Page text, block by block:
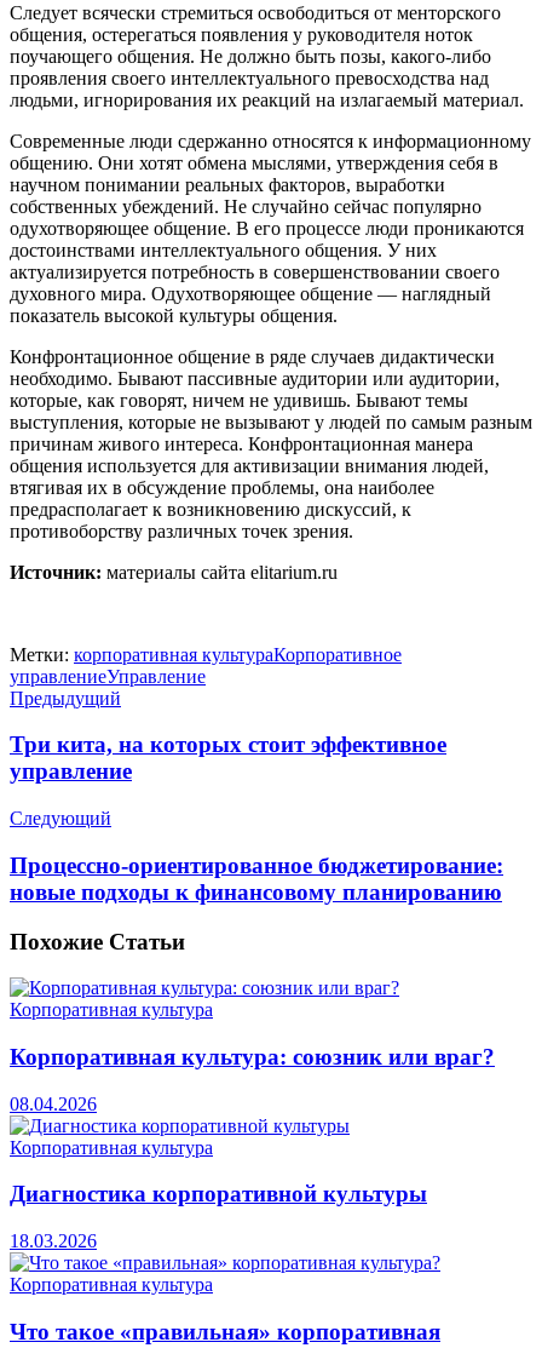
Следует всячески стремиться освободиться от менторского
общения, остерегаться появления у руководителя ноток
поучающего общения. Не должно быть позы, какого-либо
проявления своего интеллектуального превосходства над
людьми, игнорирования их реакций на излагаемый материал.
Современные люди сдержанно относятся к информационному
общению. Они хотят обмена мыслями, утверждения себя в
научном понимании реальных факторов, выработки
собственных убеждений. Не случайно сейчас популярно
одухотворяющее общение. В его процессе люди проникаются
достоинствами интеллектуального общения. У них
актуализируется потребность в совершенствовании своего
духовного мира. Одухотворяющее общение — наглядный
показатель высокой культуры общения.
Конфронтационное общение в ряде случаев дидактически
необходимо. Бывают пассивные аудитории или аудитории,
которые, как говорят, ничем не удивишь. Бывают темы
выступления, которые не вызывают у людей по самым разным
причинам живого интереса. Конфронтационная манера
общения используется для активизации внимания людей,
втягивая их в обсуждение проблемы, она наиболее
предрасполагает к возникновению дискуссий, к
противоборству различных точек зрения.
Источник: материалы сайта elitarium.ru
Метки: корпоративная культураКорпоративное
управлениеУправление
Предыдущий
Три кита, на которых стоит эффективное
управление
Следующий
Процессно-ориентированное бюджетирование:
новые подходы к финансовому планированию
Похожие Статьи
Корпоративная культура
Корпоративная культура: союзник или враг?
08.04.2026
Корпоративная культура
Диагностика корпоративной культуры
18.03.2026
Корпоративная культура
Что такое «правильная» корпоративная